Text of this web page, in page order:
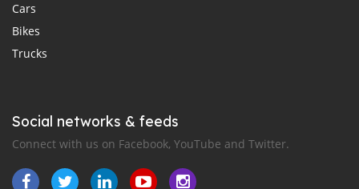
Cars
Bikes
Trucks
Social networks & feeds
Connect with us on Facebook, YouTube and Twitter.